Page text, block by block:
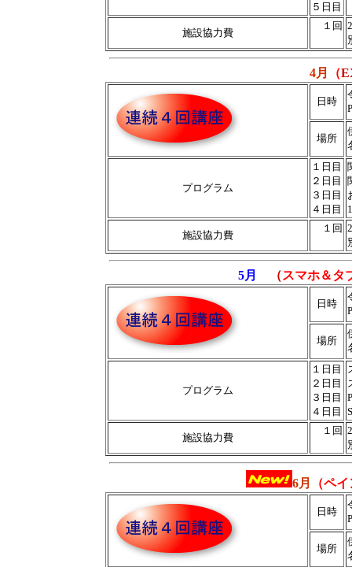
５日目
施設協力費
１回
4月 （
日時
場所
プログラム
１日目
２日目
３日目
４日目
施設協力費
１回
5月 （スマホ＆タ
日時
場所
プログラム
１日目
２日目
３日目
４日目
施設協力費
１回
6月 （ペイ
日時
場所